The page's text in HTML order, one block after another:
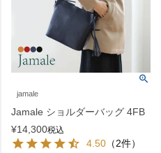
jamale
Jamale ショルダーバッグ 4FB
¥14,300税込
4.50 （2件）